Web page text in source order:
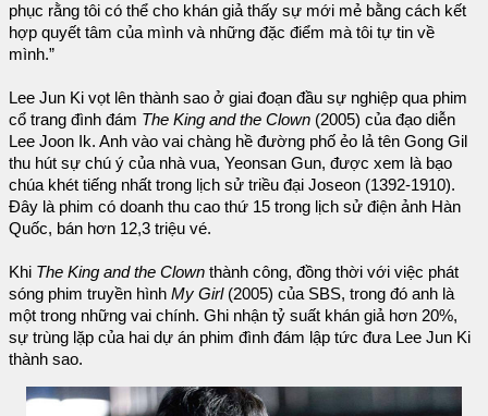
phục rằng tôi có thể cho khán giả thấy sự mới mẻ bằng cách kết
hợp quyết tâm của mình và những đặc điểm mà tôi tự tin về
mình.”
Lee Jun Ki vọt lên thành sao ở giai đoạn đầu sự nghiệp qua phim
cổ trang đình đám The King and the Clown (2005) của đạo diễn
Lee Joon Ik. Anh vào vai chàng hề đường phố ẻo lả tên Gong Gil
thu hút sự chú ý của nhà vua, Yeonsan Gun, được xem là bạo
chúa khét tiếng nhất trong lịch sử triều đại Joseon (1392-1910).
Đây là phim có doanh thu cao thứ 15 trong lịch sử điện ảnh Hàn
Quốc, bán hơn 12,3 triệu vé.
Khi The King and the Clown thành công, đồng thời với việc phát
sóng phim truyền hình My Girl(2005) của SBS, trong đó anh là
một trong những vai chính. Ghi nhận tỷ suất khán giả hơn 20%,
sự trùng lặp của hai dự án phim đình đám lập tức đưa Lee Jun Ki
thành sao.